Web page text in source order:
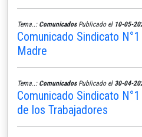
Tema..: ComunicadosPublicado el 10-05-
Comunicado Sindicato
Madre
Tema..: ComunicadosPublicado el 30-04-
Comunicado Sindicato
de los Trabajadores